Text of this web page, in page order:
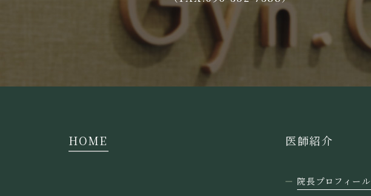
HOME 医師紹介
院長プロフィール